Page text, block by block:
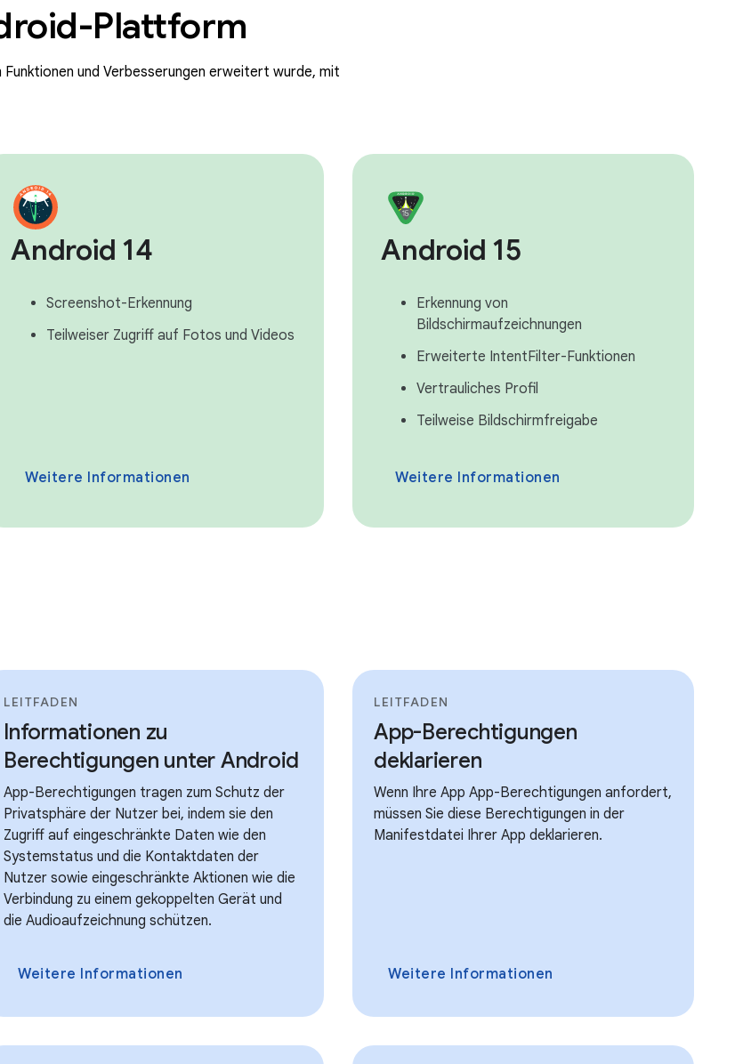
Plattform
und Verbesserungen erweitert wurde, mit
Android 14
Screenshot-Erkennung
Teilweiser Zugriff auf Fotos und Videos
Weitere Informationen
Android 15
Erkennung von
Bildschirmaufzeichnungen
Erweiterte IntentFilter-Funktionen
Vertrauliches Profil
Teilweise Bildschirmfreigabe
Weitere Informationen
LEITFADEN
Informationen zu
Berechtigungen unter Android
App-Berechtigungen tragen zum Schutz der
Privatsphäre der Nutzer bei, indem sie den
Zugriff auf eingeschränkte Daten wie den
Systemstatus und die Kontaktdaten der
Nutzer sowie eingeschränkte Aktionen wie die
Verbindung zu einem gekoppelten Gerät und
die Audioaufzeichnung schützen.
Weitere Informationen
LEITFADEN
App-Berechtigungen
deklarieren
Wenn Ihre App App-Berechtigungen anfordert,
müssen Sie diese Berechtigungen in der
Manifestdatei Ihrer App deklarieren.
Weitere Informationen